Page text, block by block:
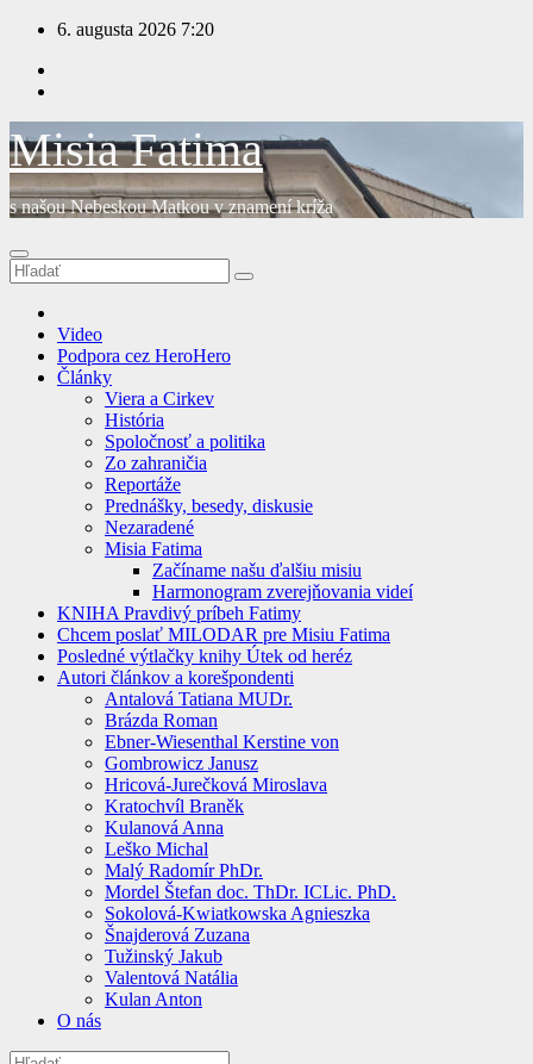
Prejsť
obsah
6. augusta 2026 7:20
Misia Fatima
s našou Nebeskou Matkou v znamení kríža
Video
Podpora cez HeroHero
Články
Viera a Cirkev
História
Spoločnosť a politika
Zo zahraničia
Reportáže
Prednášky, besedy, diskusie
Nezaradené
Misia Fatima
Začíname našu ďalšiu misiu
Harmonogram zverejňovania videí
KNIHA Pravdivý príbeh Fatimy
Chcem poslať MILODAR pre Misiu Fatima
Posledné výtlačky knihy Útek od heréz
Autori článkov a korešpondenti
Antalová Tatiana MUDr.
Brázda Roman
Ebner-Wiesenthal Kerstine von
Gombrowicz Janusz
Hricová-Jurečková Miroslava
Kratochvíl Braněk
Kulanová Anna
Leško Michal
Malý Radomír PhDr.
Mordel Štefan doc. ThDr. ICLic. PhD.
Sokolová-Kwiatkowska Agnieszka
Šnajderová Zuzana
Tužinský Jakub
Valentová Natália
Kulan Anton
O nás